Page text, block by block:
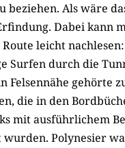
beziehen. Als wäre
Dabei kann
leicht
Surfen durch die
Felsennähe gehörte
die in den
mit ausführlichem
wurden. Polynesier